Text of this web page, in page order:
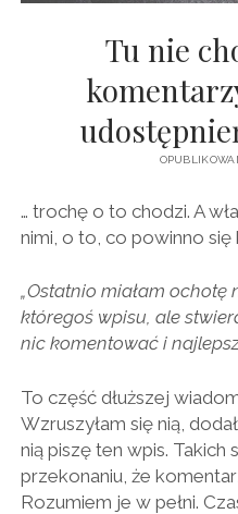
Tu nie
… trochę o to chodzi. A
nimi, o to, co powinno się
„Ostatnio miałam
któregoś wpisu, ale
nic komentować i
To część dłuższej
Wzruszyłam się nią,
nią piszę ten wpis. Takich
przekonaniu, że
Rozumiem je w pełni.